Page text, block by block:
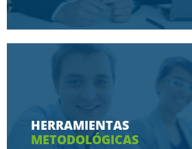
Conoce aquí las razones
Ver más
HERRAMIENTAS
METODOLÓGICAS